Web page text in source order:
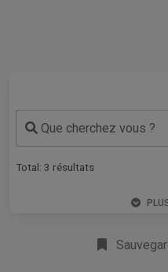
Que cherchez vous ?
Total: 3 résultats